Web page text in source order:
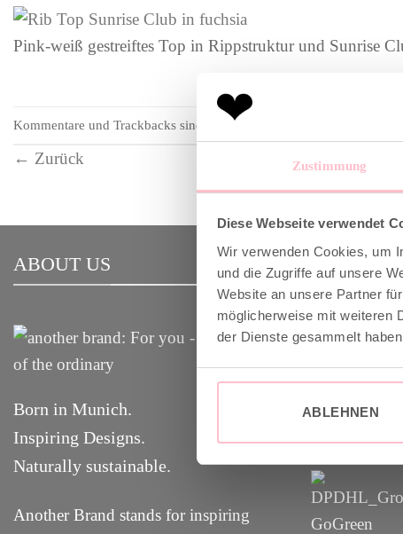
Zustimmung
Diese Webseite verwendet
Wir verwenden Cookies, um
und die Zugriffe auf unsere
Website an unsere Partner
möglicherweise mit weiteren
der Dienste gesammelt
ABLEHNEN
Pink-weiß gestreiftes Top in Rippstruktur und Sunrise
Kommentare und Trackbacks sind derzeit geschlossen.
← Zurück
ABOUT US
Born in Munich.
Inspiring Designs.
Naturally sustainable.
Another Brand stands for inspiring
✓
✓
✓Lieferun